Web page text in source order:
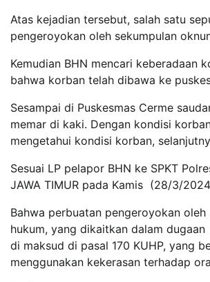
Atas kejadian tersebut, salah satu
pengeroyokan oleh sekumpulan
Kemudian BHN mencari keberadaan
bahwa korban telah dibawa ke
Sesampai di Puskesmas Cerme
memar di kaki. Dengan kondisi
mengetahui kondisi korban,
Sesuai LP pelapor BHN ke SPKT
JAWA TIMUR pada Kamis (28/3/
Bahwa perbuatan pengeroyokan
hukum, yang dikaitkan dalam
di maksud di pasal 170 KUHP, yang
menggunakan kekerasan terhadap